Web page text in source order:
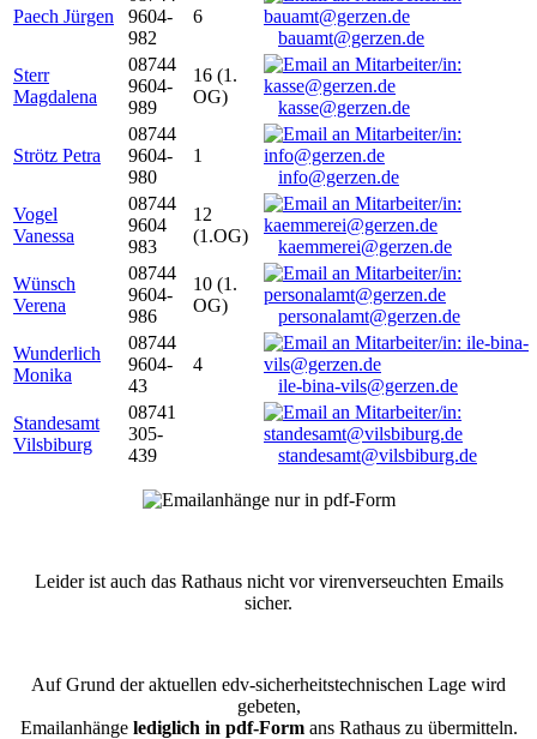
Paech Jürgen
9604-
982
6
bauamt@gerzen.de
Sterr
Magdalena
08744
9604-
989
16 (1.
OG)
kasse@gerzen.de
Strötz Petra
08744
9604-
980
1
info@gerzen.de
Vogel
Vanessa
08744
9604
983
12
(1.OG)
kaemmerei@gerzen.de
Wünsch
Verena
08744
9604-
986
10 (1.
OG)
personalamt@gerzen.de
Wunderlich
Monika
08744
9604-
43
4
ile-bina-vils@gerzen.de
Standesamt
Vilsbiburg
08741
305-
439
standesamt@vilsbiburg.de
Leider ist auch das Rathaus nicht vor virenverseuchten Emails
sicher.
Auf Grund der aktuellen edv-sicherheitstechnischen Lage wird
gebeten,
Emailanhänge lediglich in pdf-Formans Rathaus zu übermitteln.